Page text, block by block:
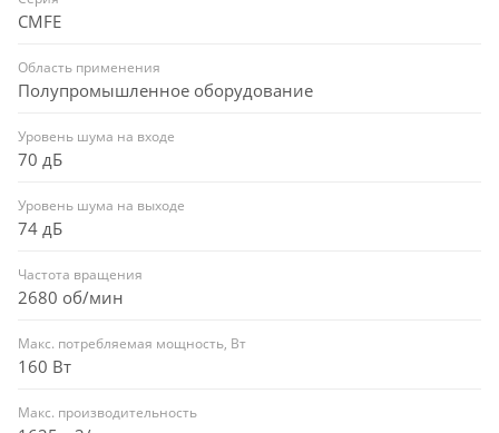
CMFE
Область применения
Полупромышленное оборудование
Уровень шума на входе
70 дБ
Уровень шума на выходе
74 дБ
Частота вращения
2680 об/мин
Макс. потребляемая мощность, Вт
160 Вт
Макс. производительность